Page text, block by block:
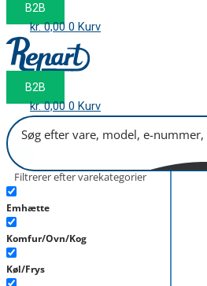
Tilbehør/Plejemidler
Vaskemaskine
B2B
kr.0,00 0 Kurv
B2B
kr.0,00 0 Kurv
Filtrerer efter varekategorier
Emhætte
Komfur/Ovn/Kog
Køl/Frys